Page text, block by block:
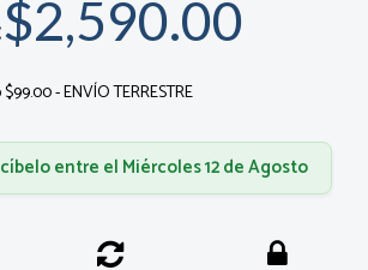
$2,590.00
- ENVÍO TERRESTRE
entre el Miércoles 12 de Agosto